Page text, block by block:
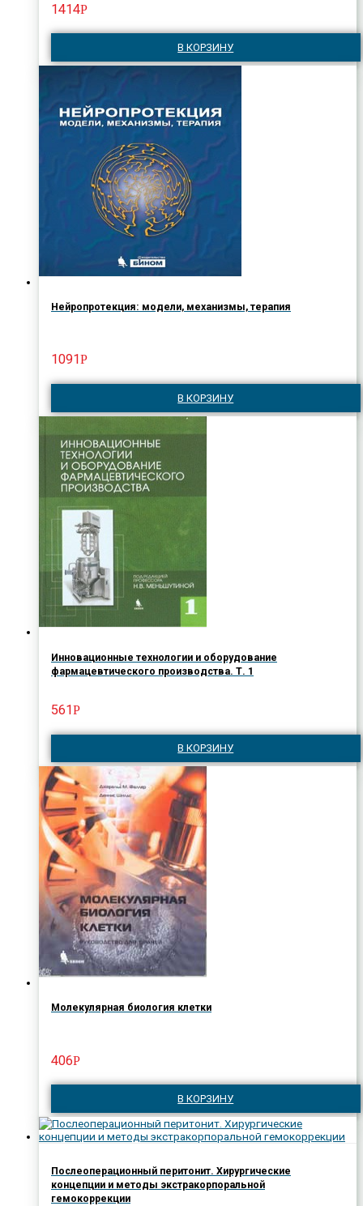
1414Р
В КОРЗИНУ
Нейропротекция: модели, механизмы, терапия
1091Р
В КОРЗИНУ
Инновационные технологии и оборудование
фармацевтического производства. Т. 1
561Р
В КОРЗИНУ
Молекулярная биология клетки
406Р
В КОРЗИНУ
Послеоперационный перитонит. Хирургические
концепции и методы экстракорпоральной
гемокоррекции